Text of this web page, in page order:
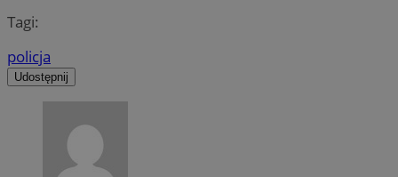
Tagi:
policja
Udostępnij